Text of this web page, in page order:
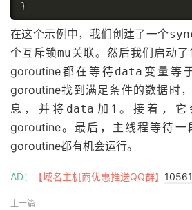
}
在这个示例中，我们创建了一个
个互斥锁mu关联。然后我们启动
goroutine都在等待data 变量等
goroutine找到满足条件的数据时
息，并将 data 加1。接着，
goroutine。最后，主线程等待一
goroutine都有机会运行。
AD： 【域名主机商优惠推送QQ群】
上一篇